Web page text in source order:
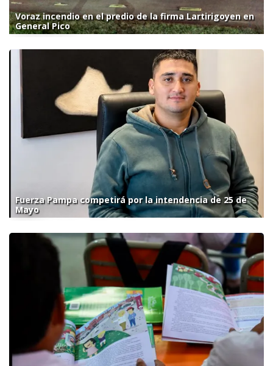
Voraz incendio en el predio de la firma Lartirigoyen en
General Pico
Fuerza Pampa competirá por la intendencia de 25 de
Mayo